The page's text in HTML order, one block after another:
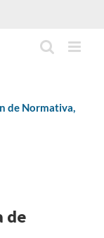
de Normativa,
de